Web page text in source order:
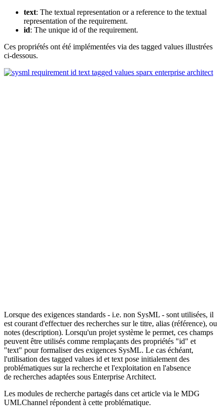
text: The textual representation or a reference to the textual
representation of the requirement.
id: The unique id of the requirement.
Ces propriétés ont été implémentées via des tagged values illustrées
ci-dessous.
Lorsque des exigences standards - i.e. non SysML - sont utilisées, il
est courant d'effectuer des recherches sur le titre, alias (référence), ou
notes (description). Lorsqu'un projet système le permet, ces champs
peuvent être utilisés comme remplaçants des propriétés "id" et
"text" pour formaliser des exigences SysML. Le cas échéant,
l'utilisation des tagged values id et text pose initialement des
problématiques sur la recherche et l'exploitation en l'absence
de recherches adaptées sous Enterprise Architect.
Les modules de recherche partagés dans cet article via le MDG
UMLChannel répondent à cette problématique.